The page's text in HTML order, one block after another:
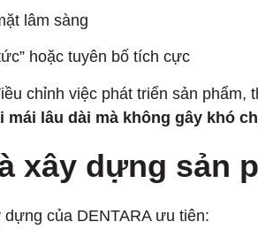
lâm sàng
hoặc tuyên bố tích cực
chỉnh việc phát triển sản phẩm,
mái lâu dài mà không gây khó
xây dựng sản
của DENTARA ưu tiên: